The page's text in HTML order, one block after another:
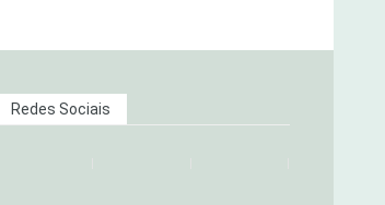
Redes Sociais